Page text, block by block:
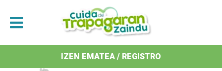
Antolatzaileak / Organizan
IZEN EMATEA / REGISTRO